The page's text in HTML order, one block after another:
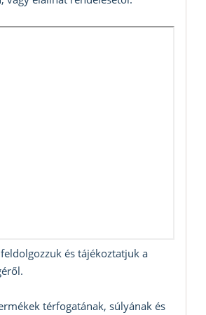
és tájékoztatjuk a
térfogatának, súlyának és